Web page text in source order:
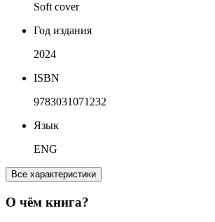
Soft cover
Год издания
2024
ISBN
9783031071232
Язык
ENG
Все характеристики
О чём книга?